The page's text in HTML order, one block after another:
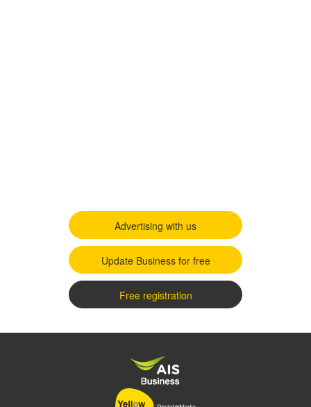
Advertising with us
Update Business for free
Free registration